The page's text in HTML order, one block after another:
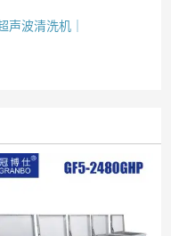
波清洗机｜